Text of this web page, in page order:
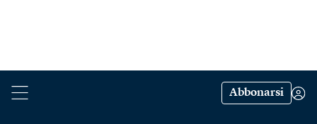
Abbonarsi